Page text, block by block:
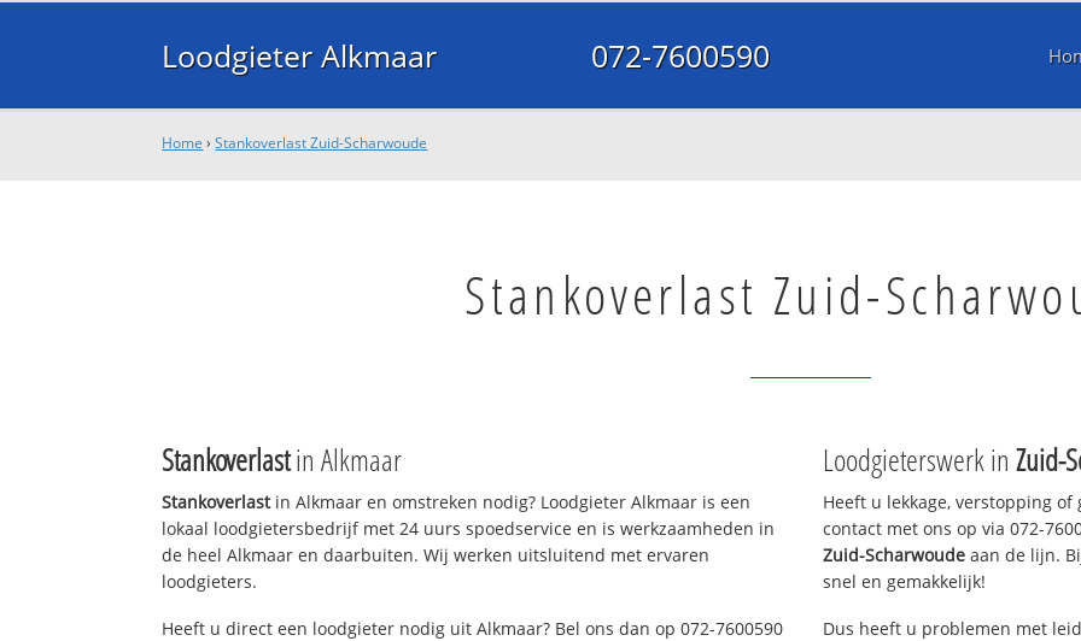
Loodgieter Alkmaar 072-7600590
Home ›Stankoverlast Zuid-Scharwoude
Stankoverlast Zuid-
Stankoverlastin Alkmaar
Stankoverlastin Alkmaar en omstreken nodig? Loodgieter Alkmaar is een
lokaal loodgietersbedrijf met 24 uurs spoedservice en is werkzaamheden in
de heel Alkmaar en daarbuiten. Wij werken uitsluitend met ervaren
loodgieters.
Heeft u direct een loodgieter nodig uit Alkmaar? Bel ons dan op 072-7600590
Loodgieterswerk in Zuid-
Heeft u lekkage, verstopping
contact met ons op via 072-
Zuid-Scharwoude aan de lijn.
snel en gemakkelijk!
Dus heeft u problemen met